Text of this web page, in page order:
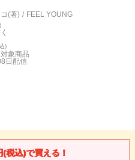
(著) / FEEL YOUNG
)
)
象商品
日 配信
(税込)で買える！